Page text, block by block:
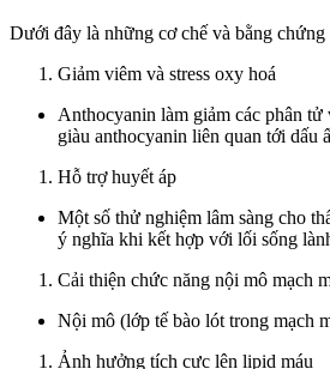
Dưới đây là những cơ chế và bằng
Giảm viêm và stress oxy hoá
Anthocyanin làm giảm các phân
giàu anthocyanin liên quan tới dấu
Hỗ trợ huyết áp
Một số thử nghiệm lâm sàng cho
ý nghĩa khi kết hợp với lối sống
Cải thiện chức năng nội mô mạch
Nội mô (lớp tế bào lót trong mạch
Ảnh hưởng tích cực lên lipid máu